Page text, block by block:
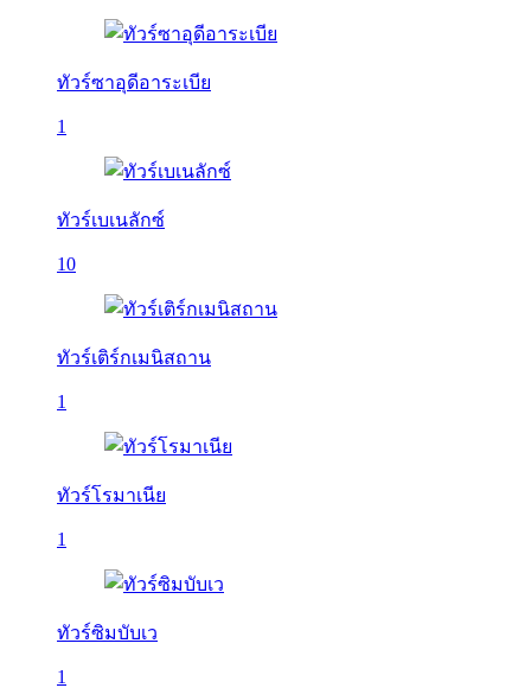
ทัวร์ซาอุดีอาระเบีย
1
ทัวร์เบเนลักซ์
10
ทัวร์เติร์กเมนิสถาน
1
ทัวร์โรมาเนีย
1
ทัวร์ซิมบับเว
1